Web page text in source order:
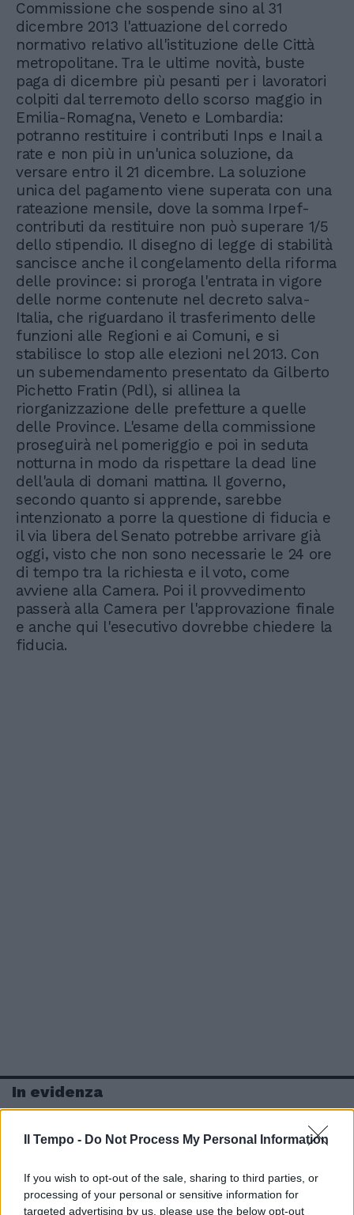
Il Tempo - Do Not Process My Personal Information
If you wish to opt-out of the sale, sharing to third parties, or
processing of your personal or sensitive information for
targeted advertising by us, please use the below opt-out
Commissione che sospende sino al 31
dicembre 2013 l'attuazione del corredo
normativo relativo all'istituzione delle Città
metropolitane. Tra le ultime novità, buste
paga di dicembre più pesanti per i lavoratori
colpiti dal terremoto dello scorso maggio in
Emilia-Romagna, Veneto e Lombardia:
potranno restituire i contributi Inps e Inail a
rate e non più in un'unica soluzione, da
versare entro il 21 dicembre. La soluzione
unica del pagamento viene superata con una
rateazione mensile, dove la somma Irpef-
contributi da restituire non può superare 1/5
dello stipendio. Il disegno di legge di stabilità
sancisce anche il congelamento della riforma
delle province: si proroga l'entrata in vigore
delle norme contenute nel decreto salva-
Italia, che riguardano il trasferimento delle
funzioni alle Regioni e ai Comuni, e si
stabilisce lo stop alle elezioni nel 2013. Con
un subemendamento presentato da Gilberto
Pichetto Fratin (Pdl), si allinea la
riorganizzazione delle prefetture a quelle
delle Province. L'esame della commissione
proseguirà nel pomeriggio e poi in seduta
notturna in modo da rispettare la dead line
dell'aula di domani mattina. Il governo,
secondo quanto si apprende, sarebbe
intenzionato a porre la questione di fiducia e
il via libera del Senato potrebbe arrivare già
oggi, visto che non sono necessarie le 24 ore
di tempo tra la richiesta e il voto, come
avviene alla Camera. Poi il provvedimento
passerà alla Camera per l'approvazione finale
e anche qui l'esecutivo dovrebbe chiedere la
fiducia.
In evidenza